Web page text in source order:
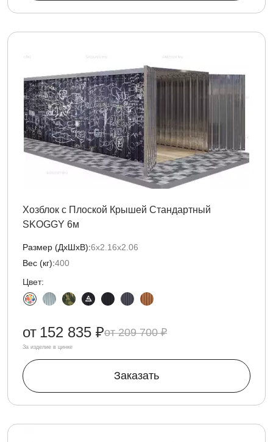
Хозблок с Плоской Крышей Стандартный
SKOGGY 6м
Размер (ДxШxВ):6х2.16х2.06
Вес (кг):400
Цвет:
209 700 ₽
от 152 835 ₽
За изделие в цинке
Заказать